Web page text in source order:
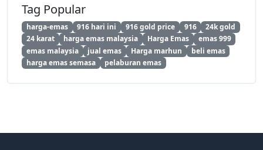
Tag Popular
harga-emas 916 hari ini 916 gold price 916
24k gold
24 karat
harga emas malaysia Harga Emas
emas 999
emas malaysia
jual emas Harga marhun
beli emas
harga emas semasa
pelaburan emas